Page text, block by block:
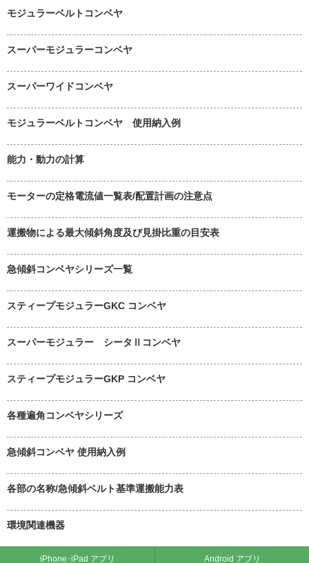
モジュラーベルトコンベヤ
スーパーモジュラーコンベヤ
スーパーワイドコンベヤ
モジュラーベルトコンベヤ 使用納入例
能力・動力の計算
モーターの定格電流値一覧表/配置計画の注意点
運搬物による最大傾斜角度及び見掛比重の目安表
急傾斜コンベヤシリーズ一覧
スティープモジュラーGKC コンベヤ
スーパーモジュラー シータⅡコンベヤ
スティープモジュラーGKP コンベヤ
各種遍角コンベヤシリーズ
急傾斜コンベヤ 使用納入例
各部の名称/急傾斜ベルト基準運搬能力表
環境関連機器
iPhone･iPad アプリ Android アプリ